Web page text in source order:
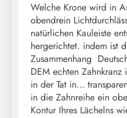
Welche Krone wird in
obendrein
natürlichen Kauleiste
hergerichtet. indem ist
Zusammenhang
DEM echten
in der Tat in…
in die Zahnreihe ein
Kontur Ihres Lächelns